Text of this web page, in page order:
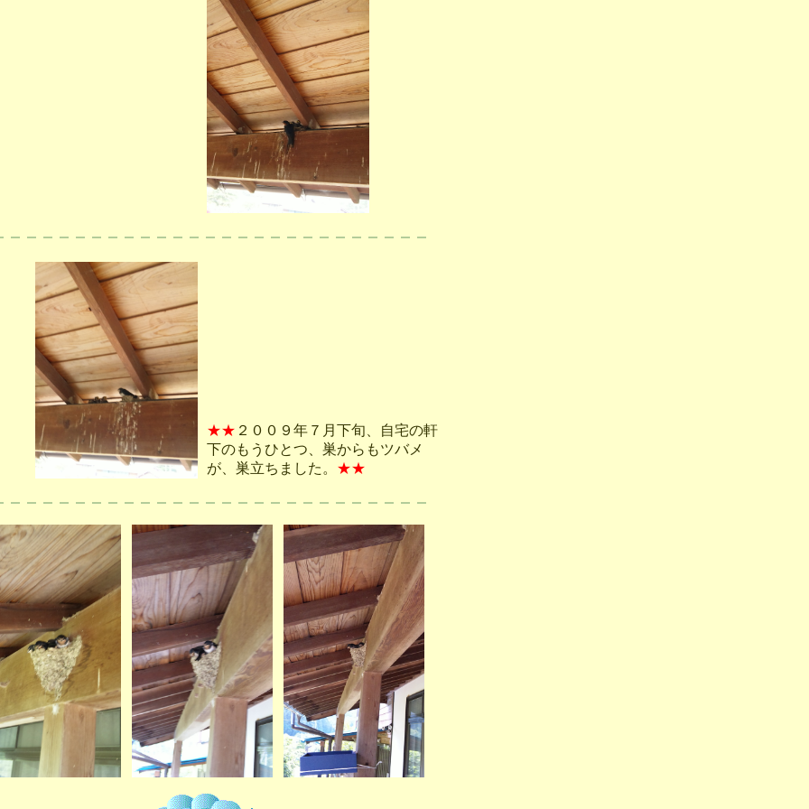
★★ ２００９年７月下旬、自宅の軒
下のもうひとつ、巣からもツバメ
が、巣立ちました。 ★★